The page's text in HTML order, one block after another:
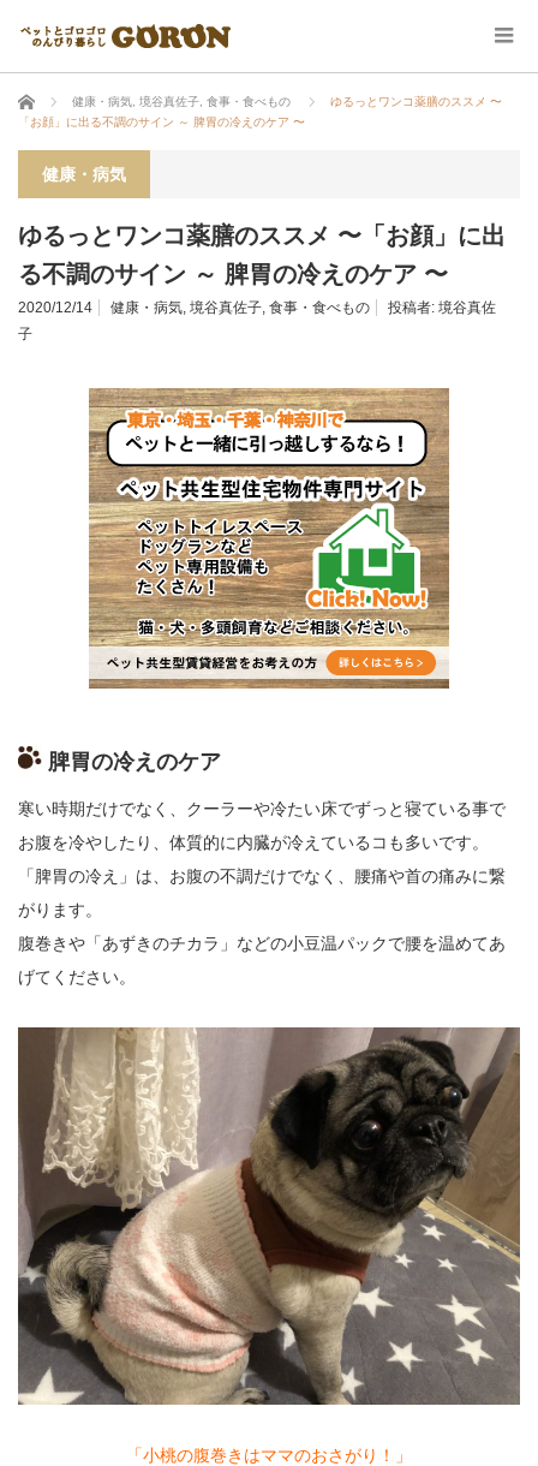
ホーム 健康・病気 境谷真佐子 食事・食べもの
ゆるっとワンコ薬膳のススメ 〜
「お顔」に出る不調のサイン ～ 脾胃の冷えのケア 〜
健康・病気
ゆるっとワンコ薬膳のススメ 〜「お顔」に出
る不調のサイン ～ 脾胃の冷えのケア 〜
2020/12/14 健康・病気, 境谷真佐子, 食事・食べもの 投稿者: 境谷真佐
子
脾胃の冷えのケア
寒い時期だけでなく、 クーラーや冷たい床でずっと寝ている事で
お腹を冷やしたり、 体質的に内臓が冷えているコも多いです。
「脾胃の冷え」は、お腹の不調だけでなく、 腰痛や首の痛みに繋
がります。
腹巻きや「あずきのチカラ」 などの小豆温パックで腰を温めてあ
げてください。
「小桃の腹巻きはママのおさがり！」